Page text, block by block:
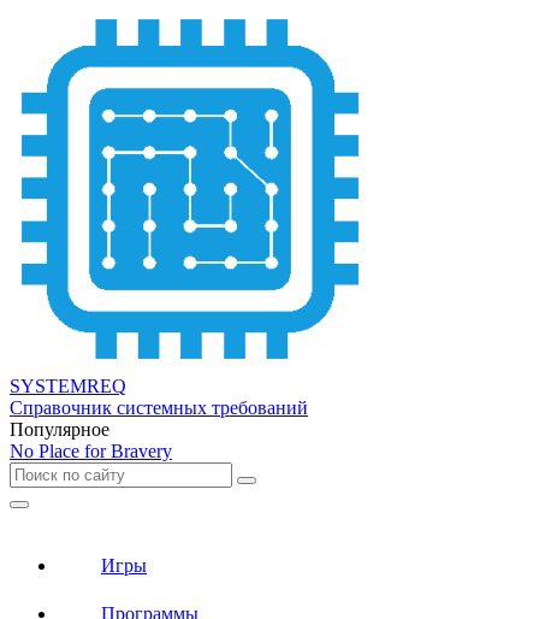
SYSTEMREQ
Справочник системных требований
Популярное
No Place for Bravery
Игры
Программы